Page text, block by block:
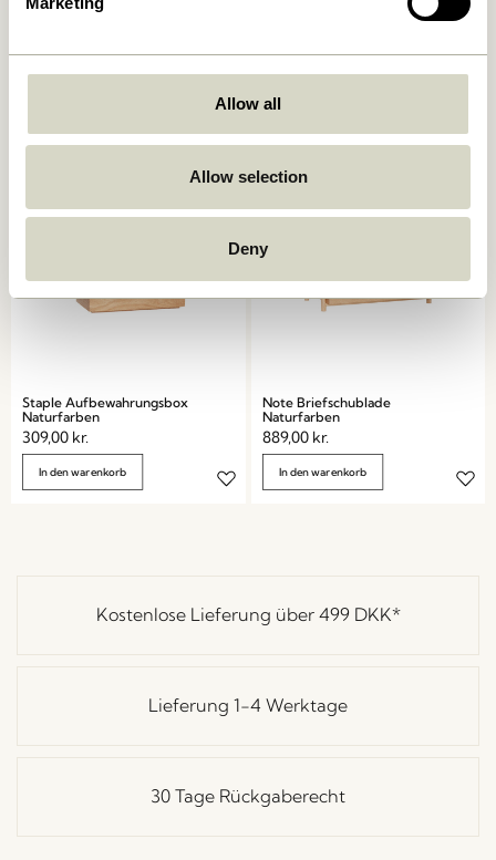
Allow all
Allow selection
Deny
Afour Tablett Naturfarben
649,00kr.
Beak Klammern
Messingfarben (8er Set)
329,00
Staple Aufbewahrungsbox
Naturfarben
309,00 kr.
In den warenkorb
Note Briefschublade
Naturfarben
889,00 kr.
In den warenkorb
Kostenlose Lieferung über 499 DKK*
Lieferung 1-4 Werktage
30 Tage Rückgaberecht